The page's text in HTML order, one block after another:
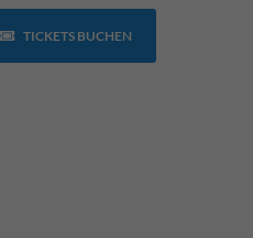
TICKETS BUCHEN